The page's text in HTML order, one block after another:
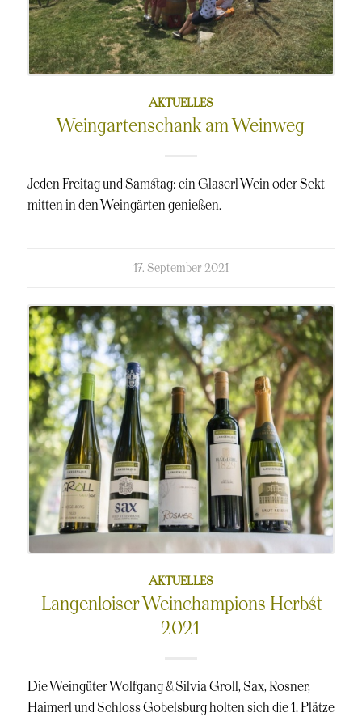
AKTUELLES
Weingartenschank am Weinweg
Jeden Freitag und Samstag: ein Glaserl Wein oder Sekt
mitten in den Weingärten genießen.
kommentierte
17. September 2021
AKTUELLES
Langenloiser Weinchampions Herbst
2021
Die Weingüter Wolfgang & Silvia Groll, Sax, Rosner,
Haimerl und Schloss Gobelsburg holten sich die 1. Plätze